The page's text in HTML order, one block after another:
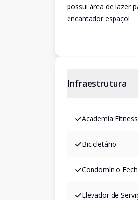
possui área de lazer
encantador espaço!
Infraestrutura
Academia Fitness
Bicicletário
Condomínio
Elevador de